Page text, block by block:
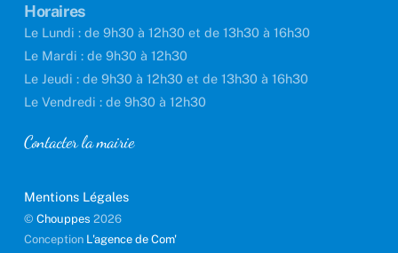
Horaires
Le Lundi : de 9h30 à 12h30 et de 13h30 à 16h30
Le Mardi : de 9h30 à 12h30
Le Jeudi : de 9h30 à 12h30 et de 13h30 à 16h30
Le Vendredi : de 9h30 à 12h30
Contacter la mairie
Mentions Légales
© Chouppes 2026
Conception L'agence de Com'